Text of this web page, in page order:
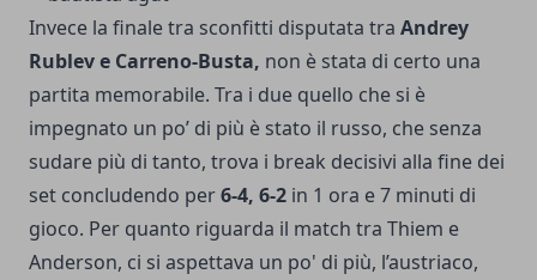
Invece la finale tra sconfitti disputata tra Andrey
Rublev e Carreno-Busta, non è stata di certo una
partita memorabile. Tra i due quello che si è
impegnato un po’ di più è stato il russo, che senza
sudare più di tanto, trova i break decisivi alla fine dei
set concludendo per6-4, 6-2 in 1 ora e 7 minuti di
gioco. Per quanto riguarda il match tra Thiem e
Anderson, ci si aspettava un po' di più, l’austriaco,